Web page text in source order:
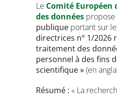
Le Comité Européen
des données propose
publique portant sur
directrices n° 1/2026
traitement des
personnel à des fins
scientifique »(en
Résumé : « La